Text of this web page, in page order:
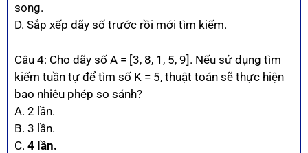
song.
D. Sắp xếp dãy số trước rồi mới tìm kiếm.
Câu 4: Cho dãy số A = [3, 8, 1, 5, 9]. Nếu sử dụng tìm
kiếm tuần tự để tìm số K = 5, thuật toán sẽ thực hiện
bao nhiêu phép so sánh?
A. 2 lần.
B. 3 lần.
C. 4 lần.